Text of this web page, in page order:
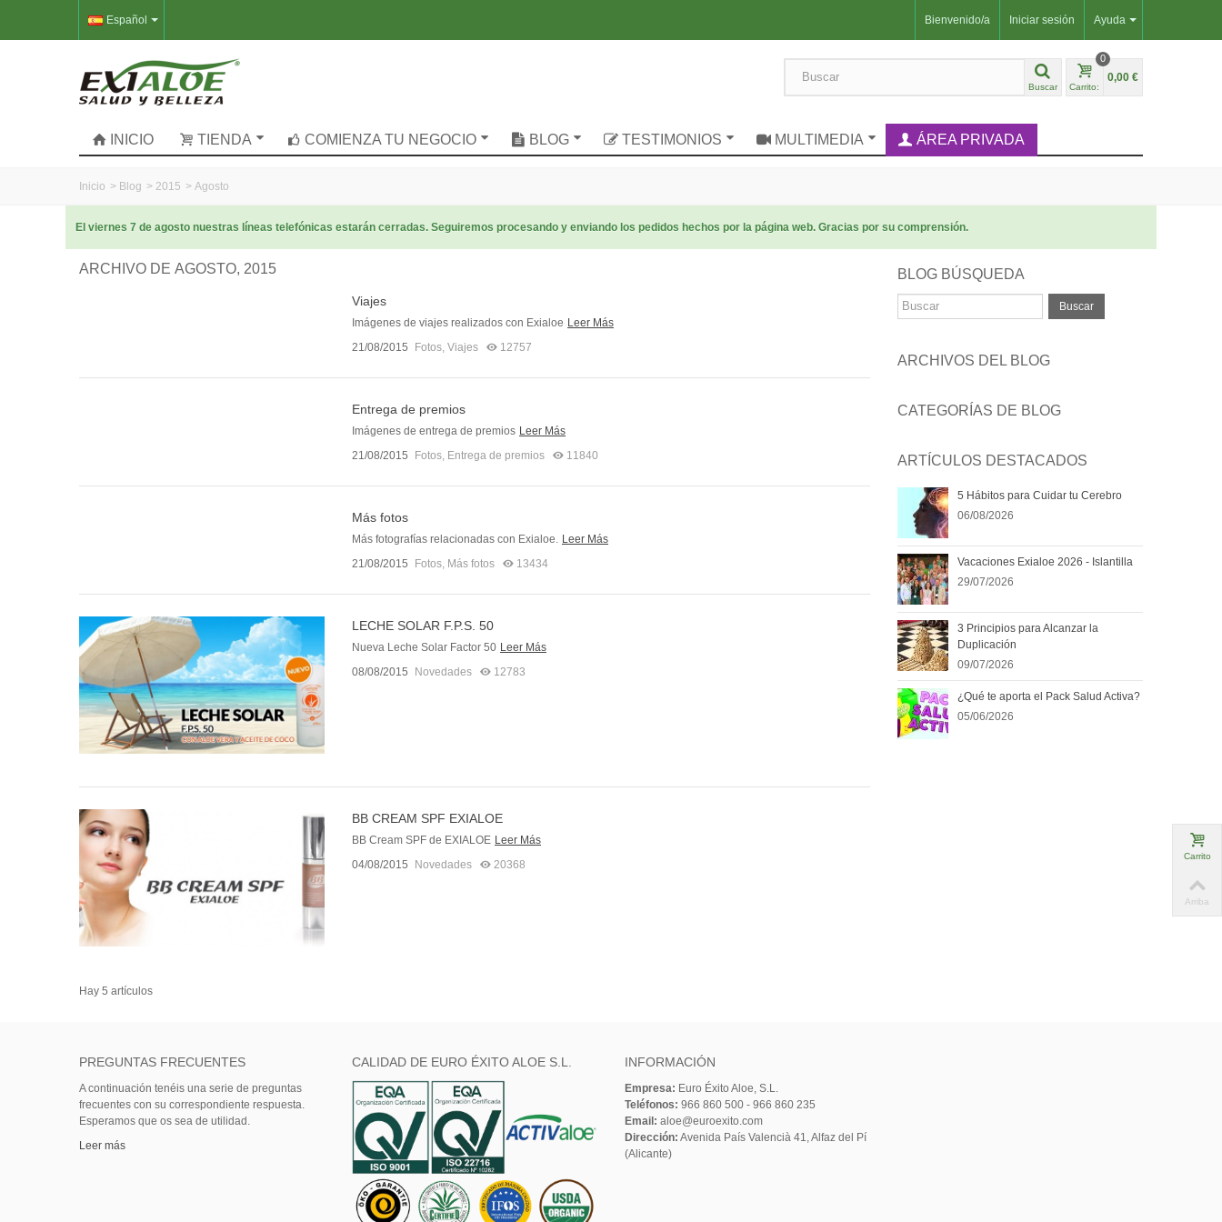
Ayuda
Bienvenido/a Iniciar sesión
Español
Buscar Carrito:
0
0,00 €
INICIO TIENDA COMIENZA TU NEGOCIO BLOG TESTIMONIOS MULTIMEDIA ÁREA PRIVADA
Inicio > Blog > 2015 > Agosto
El viernes 7 de agosto nuestras líneas telefónicas estarán cerradas. Seguiremos procesando y enviando los pedidos hechos por la página web. Gracias por su comprensión.
ARCHIVO DE AGOSTO, 2015
Viajes
Imágenes de viajes realizados con Exialoe Leer Más
21/08/2015
Fotos, Viajes 12757
Entrega de premios
Imágenes de entrega de premios Leer Más
21/08/2015
Fotos, Entrega de premios 11840
Más fotos
Más fotografías relacionadas con Exialoe. Leer Más
21/08/2015
Fotos, Más fotos 13434
LECHE SOLAR F.P.S. 50
Nueva Leche Solar Factor 50 Leer Más
08/08/2015
Novedades 12783
BB CREAM SPF EXIALOE
BB Cream SPF de EXIALOE Leer Más
04/08/2015
Novedades 20368
Hay 5 artículos
BLOG BÚSQUEDA
Buscar
ARCHIVOS DEL BLOG
CATEGORÍAS DE BLOG
ARTÍCULOS DESTACADOS
5 Hábitos para Cuidar tu Cerebro
06/08/2026
Vacaciones Exialoe 2026 - Islantilla
29/07/2026
3 Principios para Alcanzar la
Duplicación
09/07/2026
¿Qué te aporta el Pack Salud Activa?
05/06/2026
PREGUNTAS FRECUENTES
A continuación tenéis una serie de preguntas
frecuentes con su correspondiente respuesta.
Esperamos que os sea de utilidad.
Leer más
CALIDAD DE EURO ÉXITO ALOE S.L. INFORMACIÓN
Empresa: Euro Éxito Aloe, S.L.
Teléfonos: 966 860 500 - 966 860 235
Email: aloe@euroexito.com
Dirección: Avenida País Valencià 41, Alfaz del Pí
(Alicante)
Carrito
Arriba